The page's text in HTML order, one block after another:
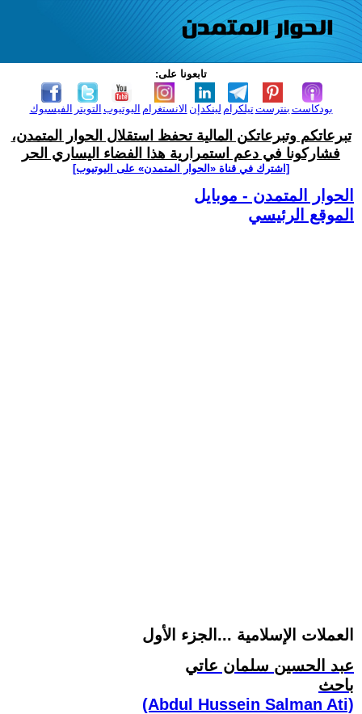
تابعونا على:
الفيسبوك التويتر اليوتيوب الانستغرام لينكدإن تيلكرامبنترست بودكاست
تبرعاتكم وتبرعاتكن المالية تحفظ استقلال الحوار المتمدن،
فشاركونا في دعم استمرارية هذا الفضاء اليساري الحر
[اشترك في قناة ‫«الحوار المتمدن» على اليوتيوب]
الحوار المتمدن - موبايل
الموقع الرئيسي
العملات الإسلامية ...الجزء الأول
عبد الحسين سلمان عاتي
باحث
(Abdul Hussein Salman Ati)